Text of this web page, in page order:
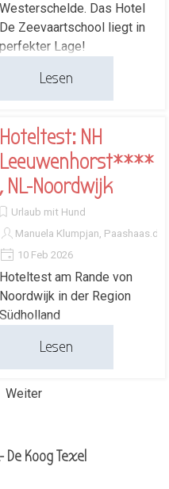
Westerschelde. Das Hotel
De Zeevaartschool liegt in
perfekter Lage!
Lesen
Hoteltest: NH
Leeuwenhorst****
, NL-Noordwijk
Urlaub mit Hund
Manuela Klumpjan, Paashaas.de
10 Feb 2026
Hoteltest am Rande von
Noordwijk in der Region
Südholland
Lesen
zu Seite:
Sie zu Seite:
Weiter
De Koog Texel